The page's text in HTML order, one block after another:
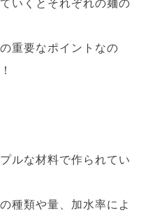
いくとそれぞれの麺の
重要なポイントなの
ルな材料で作られてい
種類や量、加水率によ